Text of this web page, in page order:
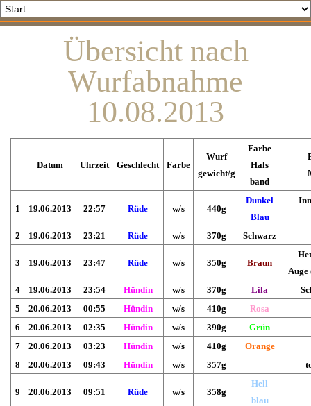
Übersicht nach
Wurfabnahme
10.08.2013
Datum Uhrzeit Geschlecht Farbe
Wurf
gewicht/g
Farbe
Hals
band
1 19.06.2013 22:57 Rüde w/s 440g
Dunkel
Blau
2 19.06.2013 23:21 Rüde w/s 370g Schwarz
3 19.06.2013 23:47 Rüde w/s 350g Braun
Auge
4
19.06.2013 23:54 Hündin w/s 370g Lila
5
20.06.2013 00:55 Hündin w/s 410g
Rosa
6
20.06.2013 02:35 Hündin w/s 390g
Grün
7
20.06.2013 03:23 Hündin w/s 410g
Orange
8
20.06.2013 09:43 Hündin w/s 357g
9 20.06.2013 09:51 Rüde w/s 358g
Hell
blau